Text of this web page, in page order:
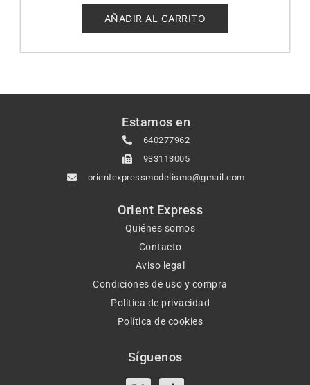
de
5
AÑADIR AL CARRITO
Estamos en
640277962
933113005
orientexpressmodelismo@gmail.com
Orient Express
Quiénes somos
Contacto
Aviso legal
Condiciones de uso y compra
Política de privacidad
Política de cookies
Síguenos